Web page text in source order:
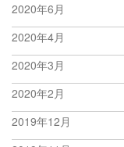
2020年6月
2020年4月
2020年3月
2020年2月
2019年12月